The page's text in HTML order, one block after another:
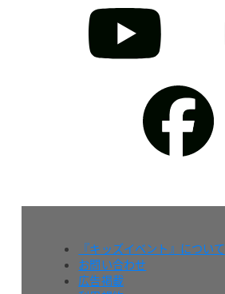
『キッズイベント』について
お問い合わせ
広告掲載